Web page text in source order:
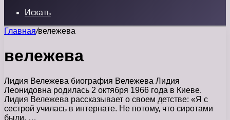
Искать
Главная/вележева
вележева
Лидия Вележева биография Вележева Лидия
Леонидовна родилась 2 октября 1966 года в Киеве.
Лидия Вележева рассказывает о своем детстве: «Я с
сестрой училась в интернате. Не потому, что сиротами
были. …